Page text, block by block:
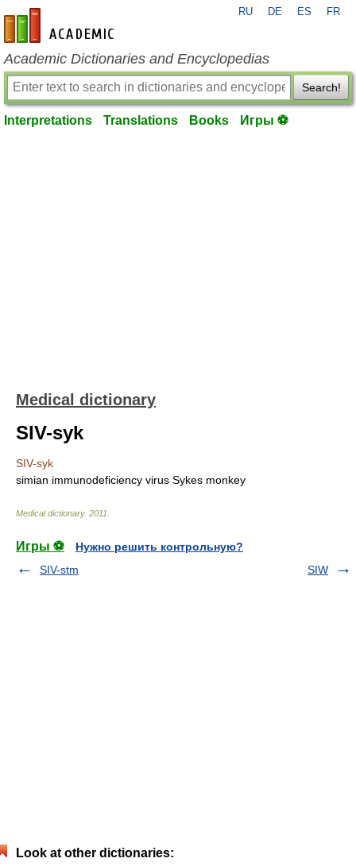
en-academic.com
RU DE ES FR
Academic Dictionaries and Encyclopedias
Search!
Interpretations Translations Books Игры ⚽
Medical dictionary
SIV-syk
SIV-syk
simian immunodeficiency virus Sykes monkey
Medical dictionary. 2011
Игры ⚽
Нужно решить контрольную?
SIV-stm
SIW
Look at other dictionaries: